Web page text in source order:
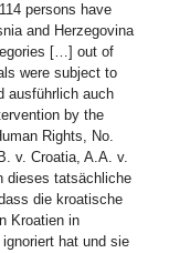
persons have
and Herzegovina
[…] out of
were subject to
ausführlich auch
by the
Rights, No.
v. Croatia, A.A. v.
dieses tatsächliche
die kroatische
Kroatien in
hat und sie